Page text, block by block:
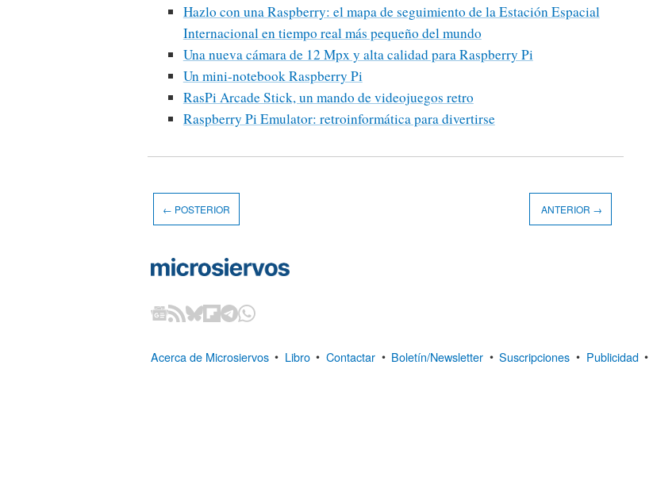
Hazlo con una Raspberry: el mapa de seguimiento de la Estación Espacial
Internacional en tiempo real más pequeño del mundo
Una nueva cámara de 12 Mpx y alta calidad para Raspberry Pi
Un mini-notebook Raspberry Pi
RasPi Arcade Stick, un mando de videojuegos retro
Raspberry Pi Emulator: retroinformática para divertirse
← POSTERIOR ANTERIOR →
Acerca de Microsiervos • Libro • Contactar • Boletín/Newsletter • Suscripciones • Publicidad •